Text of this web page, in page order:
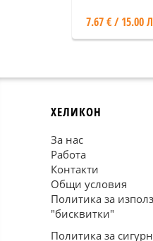
7.67 € / 15.00
ХЕЛИКОН
За нас
Работа
Контакти
Общи условия
Политика за
"бисквитки"
Политика за